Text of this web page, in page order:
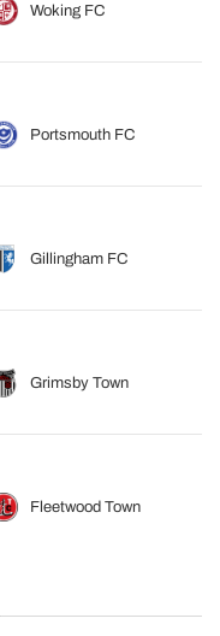
Woking FC
Portsmouth FC
Gillingham FC
Grimsby Town
Fleetwood Town